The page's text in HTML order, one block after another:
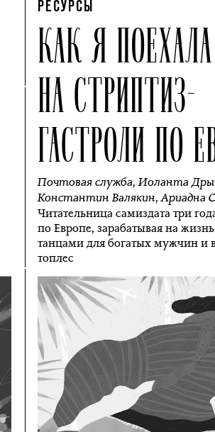
РЕСУРСЫ
КАК Я ПОЕХАЛА
НА СТРИПТИЗ-
ГАСТРОЛИ ПО
Почтовая служба,Иоланта
Константин Валякин,Ариадна
Читательница самиздата три
по Европе, зарабатывая на
танцами для богатых мужчин и
топлес